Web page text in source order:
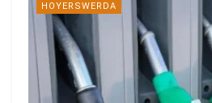
HOYERSWERDA